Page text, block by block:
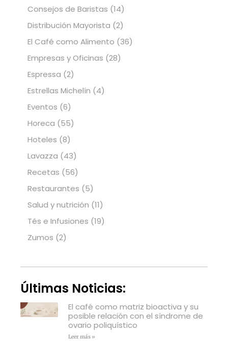
Consejos de Baristas (14)
Distribución Mayorista (2)
El Café como Alimento (36)
Empresas y Oficinas (28)
Espressa (2)
Estrellas Michelín (4)
Eventos (6)
Horeca (55)
Hoteles (8)
Lavazza (43)
Recetas (56)
Restaurantes (5)
Salud y nutrición (11)
Tés e Infusiones (19)
Zumos (2)
Últimas Noticias:
El café como matriz bioactiva y su
posible relación con el síndrome de
ovario poliquístico
Leer más »